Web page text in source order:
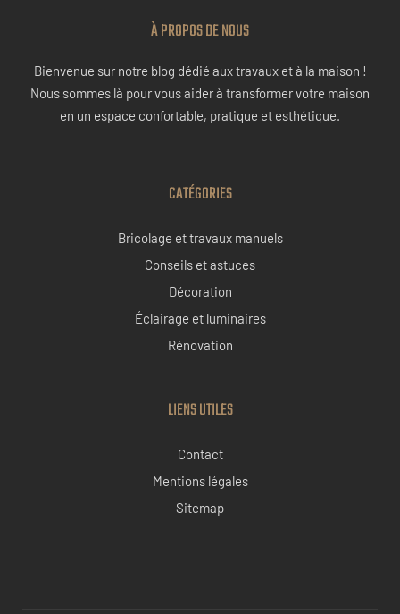
À PROPOS DE NOUS
Bienvenue sur notre blog dédié aux travaux et à la maison !
Nous sommes là pour vous aider à transformer votre maison
en un espace confortable, pratique et esthétique.
CATÉGORIES
Bricolage et travaux manuels
Conseils et astuces
Décoration
Éclairage et luminaires
Rénovation
LIENS UTILES
Contact
Mentions légales
Sitemap